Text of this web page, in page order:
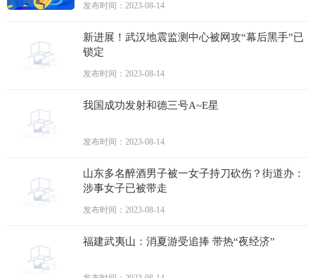
发布时间：2023-08-14
新进展！武汉地震监测中心被网攻“幕后黑手”已
锁定
发布时间：2023-08-14
我国成功发射和德三号A~E星
发布时间：2023-08-14
山东多名醉酒男子被一女子持刀砍伤？街道办：
涉事女子已被带走
发布时间：2023-08-14
福建武夷山：消夏游受追捧 带热“夜经济”